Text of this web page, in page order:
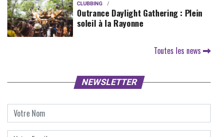
CLUBBING
Outrance Daylight Gathering : Plein
soleil à la Rayonne
Toutes les news
NEWSLETTER